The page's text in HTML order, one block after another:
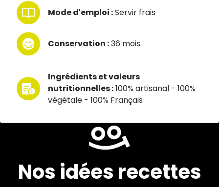
Mode d'emploi :Servir frais
Conservation :36 mois
Ingrédients et valeurs
nutritionnelles :100% artisanal - 100%
végétale - 100% Français
Nos idées recettes